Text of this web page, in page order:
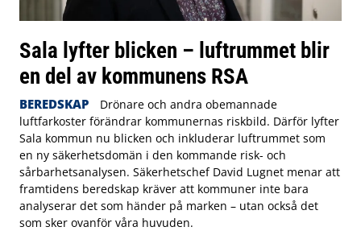
Sala lyfter blicken – luftrummet blir
en del av kommunens RSA
BEREDSKAP
Drönare och andra obemannade
luftfarkoster förändrar kommunernas riskbild. Därför lyfter
Sala kommun nu blicken och inkluderar luftrummet som
en ny säkerhetsdomän i den kommande risk- och
sårbarhetsanalysen. Säkerhetschef David Lugnet menar att
framtidens beredskap kräver att kommuner inte bara
analyserar det som händer på marken – utan också det
som sker ovanför våra huvuden.